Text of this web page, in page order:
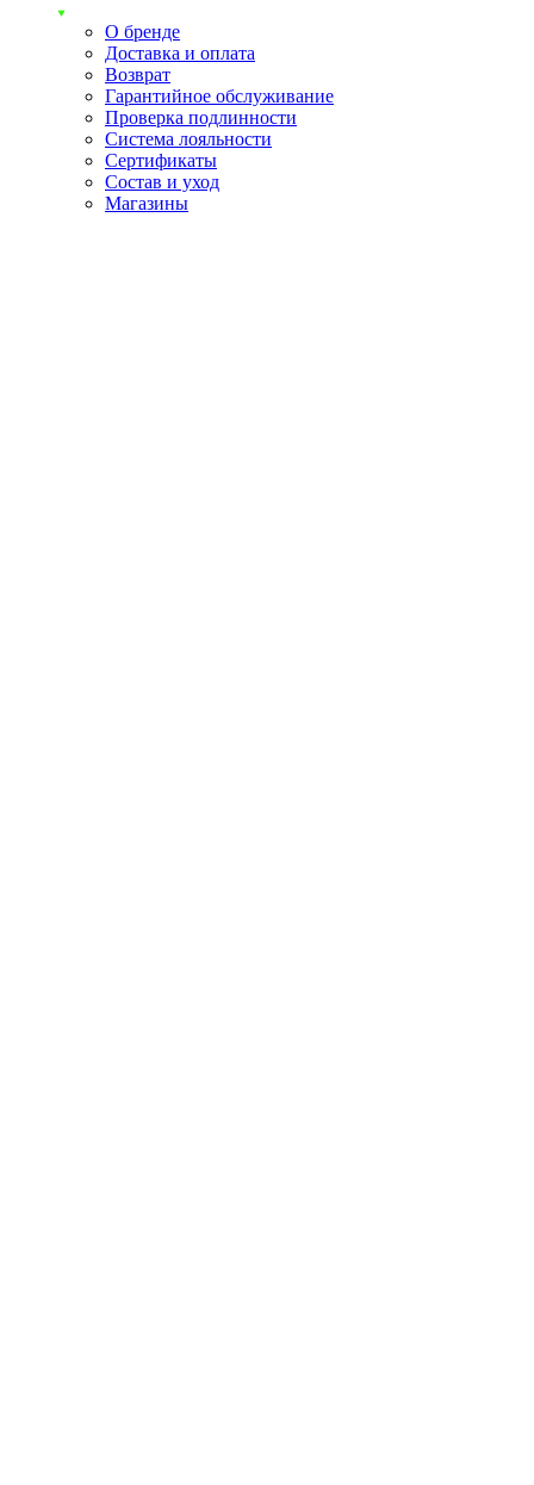
О бренде
Доставка и оплата
Возврат
Гарантийное обслуживание
Проверка подлинности
Система лояльности
Сертификаты
Состав и уход
Магазины